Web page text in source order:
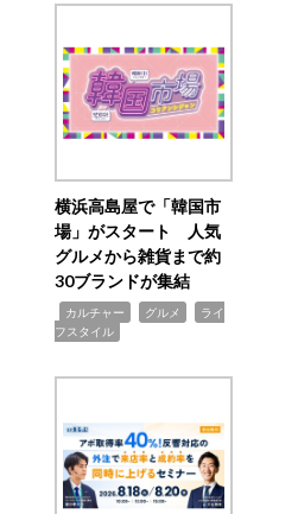
横浜高島屋で「韓国市
場」がスタート 人気
グルメから雑貨まで約
30ブランドが集結
カルチャー グルメ
ライ
フスタイル